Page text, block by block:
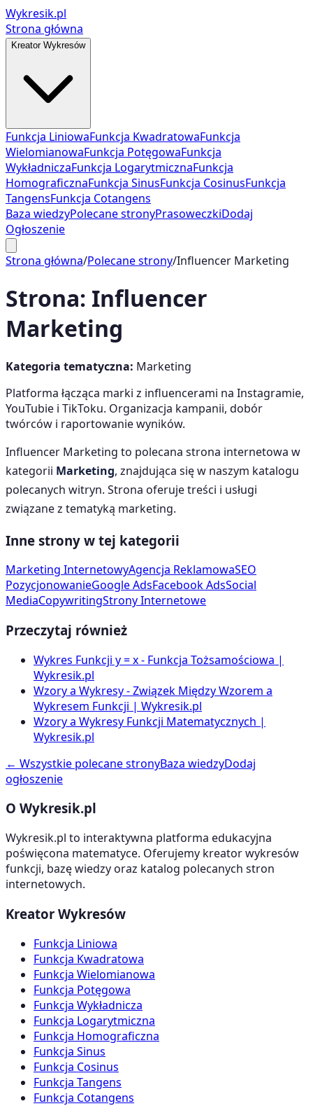
Wykresik.pl
Strona główna
Kreator Wykresów
Funkcja LiniowaFunkcja KwadratowaFunkcja
WielomianowaFunkcja PotęgowaFunkcja
WykładniczaFunkcja LogarytmicznaFunkcja
HomograficznaFunkcja SinusFunkcja CosinusFunkcja
TangensFunkcja Cotangens
Baza wiedzyPolecane stronyPrasoweczkiDodaj
Ogłoszenie
Strona główna/Polecane strony/Influencer Marketing
Strona: Influencer
Marketing
Kategoria tematyczna: Marketing
Platforma łącząca marki z influencerami na Instagramie,
YouTubie i TikToku. Organizacja kampanii, dobór
twórców i raportowanie wyników.
Influencer Marketing to polecana strona internetowa w
kategorii Marketing, znajdująca się w naszym katalogu
polecanych witryn. Strona oferuje treści i usługi
związane z tematyką marketing.
Inne strony w tej kategorii
Marketing InternetowyAgencja ReklamowaSEO
PozycjonowanieGoogle AdsFacebook AdsSocial
MediaCopywritingStrony Internetowe
Przeczytaj również
Wykres Funkcji y = x - Funkcja Tożsamościowa |
Wykresik.pl
Wzory a Wykresy - Związek Między Wzorem a
Wykresem Funkcji | Wykresik.pl
Wzory a Wykresy Funkcji Matematycznych |
Wykresik.pl
← Wszystkie polecane stronyBaza wiedzyDodaj
ogłoszenie
O Wykresik.pl
Wykresik.pl to interaktywna platforma edukacyjna
poświęcona matematyce. Oferujemy kreator wykresów
funkcji, bazę wiedzy oraz katalog polecanych stron
internetowych.
Kreator Wykresów
Funkcja Liniowa
Funkcja Kwadratowa
Funkcja Wielomianowa
Funkcja Potęgowa
Funkcja Wykładnicza
Funkcja Logarytmiczna
Funkcja Homograficzna
Funkcja Sinus
Funkcja Cosinus
Funkcja Tangens
Funkcja Cotangens